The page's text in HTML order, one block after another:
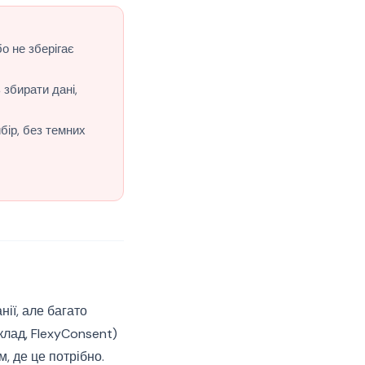
зберігає
дані,
без темних
але багато
FlexyConsent)
де це потрібно.